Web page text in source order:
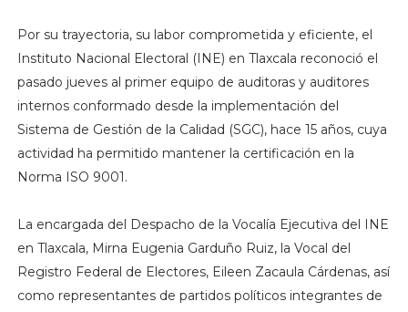
Por su trayectoria, su labor comprometida y eficiente, el
Instituto Nacional Electoral (INE) en Tlaxcala reconoció el
pasado jueves al primer equipo de auditoras y auditores
internos conformado desde la implementación del
Sistema de Gestión de la Calidad (SGC), hace 15 años, cuya
actividad ha permitido mantener la certificación en la
Norma ISO 9001.
La encargada del Despacho de la Vocalía Ejecutiva del INE
en Tlaxcala, Mirna Eugenia Garduño Ruiz, la Vocal del
Registro Federal de Electores, Eileen Zacaula Cárdenas, así
como representantes de partidos políticos integrantes de